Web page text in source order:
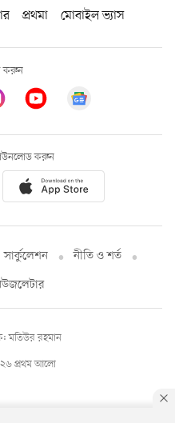
প্রথমা মোবাইল ভ্যাস
করুন
করুন
সার্কুলেশন
নীতি ও শর্ত
প্রথম আলো
মতিউর রহমান